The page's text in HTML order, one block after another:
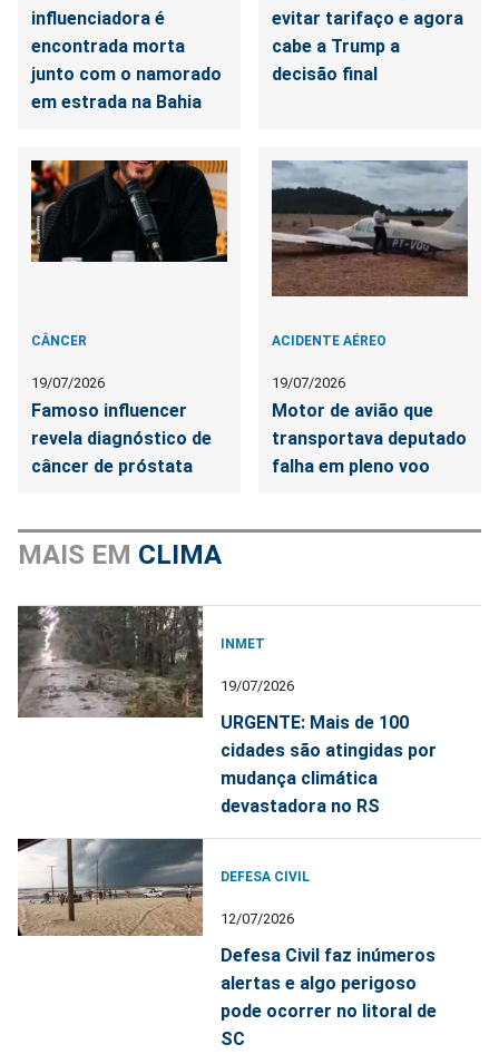
influenciadora é
encontrada morta
junto com o namorado
em estrada na Bahia
evitar tarifaço e agora
cabe a Trump a
decisão final
CÂNCER
19/07/2026
Famoso influencer
revela diagnóstico de
câncer de próstata
ACIDENTE AÉREO
19/07/2026
Motor de avião que
transportava deputado
falha em pleno voo
MAIS EM CLIMA
INMET
19/07/2026
URGENTE: Mais de 100
cidades são atingidas por
mudança climática
devastadora no RS
DEFESA CIVIL
12/07/2026
Defesa Civil faz inúmeros
alertas e algo perigoso
pode ocorrer no litoral de
SC